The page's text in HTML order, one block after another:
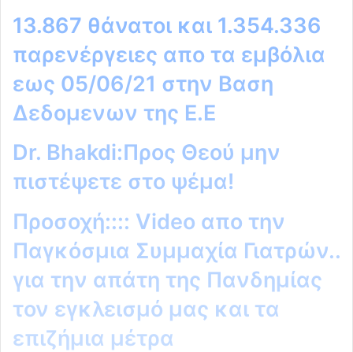
13.867 θάνατοι και 1.354.336
παρενέργειες απο τα εμβόλια
εως 05/06/21 στην Βαση
Δεδομενων της Ε.Ε
Dr. Bhakdi:Προς Θεού μην
πιστέψετε στο ψέμα!
Προσοχή:::: Video απο την
Παγκόσμια Συμμαχία Γιατρών..
για την απάτη της Πανδημίας
τον εγκλεισμό μας και τα
επιζήμια μέτρα